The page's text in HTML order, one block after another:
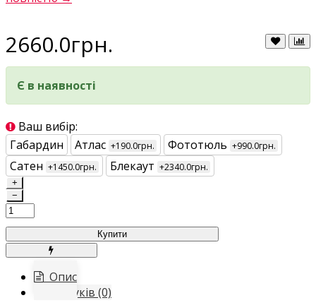
2660.0грн.
Є в наявності
Ваш вибір:
Габардин
Атлас +190.0грн. Фототюль +990.0грн.
Сатен +1450.0грн. Блекаут +2340.0грн.
+
−
Купити
Опис
Відгуків (0)